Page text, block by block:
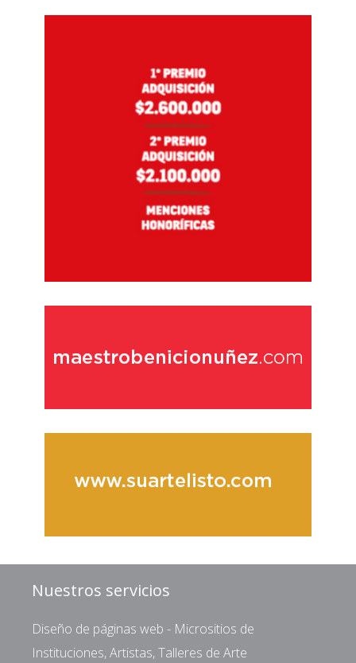
Nuestros servicios
Diseño de páginas web - Micrositios de
Instituciones, Artistas, Talleres de Arte